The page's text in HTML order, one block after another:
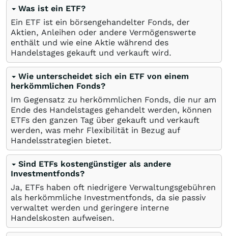
Was ist ein ETF?
Ein ETF ist ein börsengehandelter Fonds, der
Aktien, Anleihen oder andere Vermögenswerte
enthält und wie eine Aktie während des
Handelstages gekauft und verkauft wird.
Wie unterscheidet sich ein ETF von einem
herkömmlichen Fonds?
Im Gegensatz zu herkömmlichen Fonds, die nur am
Ende des Handelstages gehandelt werden, können
ETFs den ganzen Tag über gekauft und verkauft
werden, was mehr Flexibilität in Bezug auf
Handelsstrategien bietet.
Sind ETFs kostengünstiger als andere
Investmentfonds?
Ja, ETFs haben oft niedrigere Verwaltungsgebühren
als herkömmliche Investmentfonds, da sie passiv
verwaltet werden und geringere interne
Handelskosten aufweisen.